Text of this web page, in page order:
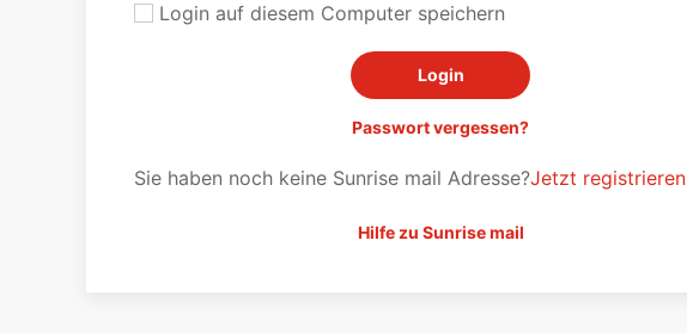
Login auf diesem Computer speichern
Passwort vergessen?
Sie haben noch keine Sunrise mail Adresse?Jetzt registrieren
Hilfe zu Sunrise mail